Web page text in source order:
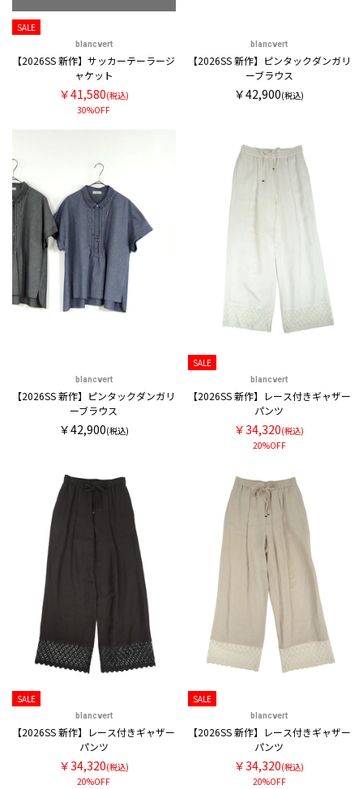
SALE
blancvert
【2026SS 新作】サッカーテーラージ
ャケット
￥41,580(税込)
30%OFF
blancvert
【2026SS 新作】ピンタックダンガリ
ーブラウス
￥42,900(税込)
blancvert
【2026SS 新作】ピンタックダンガリ
ーブラウス
￥42,900(税込)
SALE
blancvert
【2026SS 新作】レース付きギャザー
パンツ
￥34,320(税込)
20%OFF
SALE
blancvert
【2026SS 新作】レース付きギャザー
パンツ
￥34,320(税込)
20%OFF
SALE
blancvert
【2026SS 新作】レース付きギャザー
パンツ
￥34,320(税込)
20%OFF